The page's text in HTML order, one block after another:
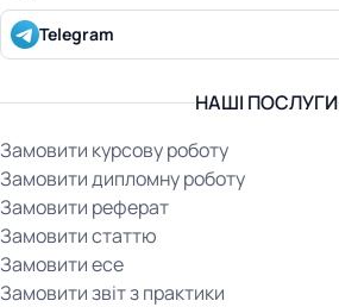
НАШІ ПОСЛУГИ
Замовити курсову роботу
Замовити дипломну роботу
Замовити реферат
Замовити статтю
Замовити есе
Замовити звіт з практики
Telegram